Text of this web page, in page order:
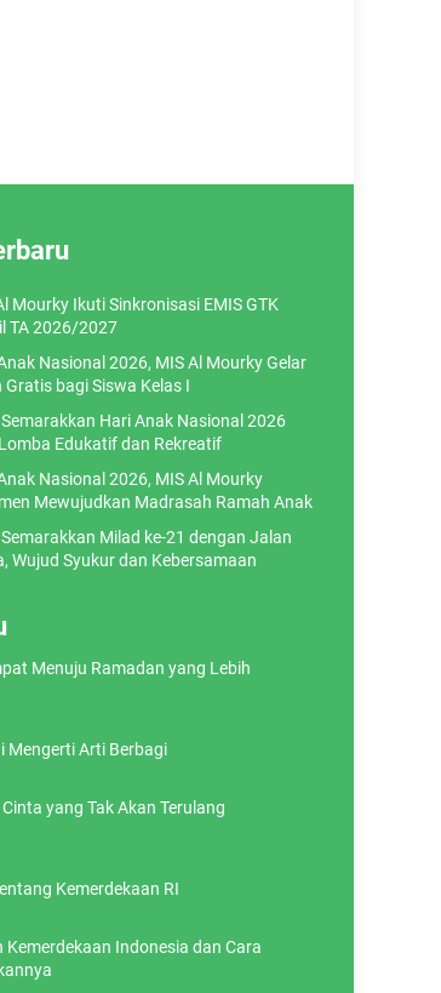
Mourky Ikuti Sinkronisasi EMIS GTK
TA 2026/2027
Nasional 2026, MIS Al Mourky Gelar
Gratis bagi Siswa Kelas I
Hari Anak Nasional 2026
Edukatif dan Rekreatif
Nasional 2026, MIS Al Mourky
Mewujudkan Madrasah Ramah Anak
Milad ke-21 dengan Jalan
Wujud Syukur dan Kebersamaan
Menuju Ramadan yang Lebih
Mengerti Arti Berbagi
yang Tak Akan Terulang
Kemerdekaan RI
Kemerdekaan Indonesia dan Cara